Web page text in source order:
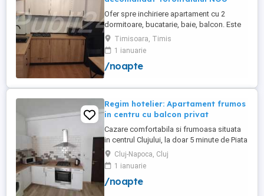
Ofer spre inchiriere apartament cu 2
dormitoare, bucatarie, baie, balcon. Este
complet utilat si mobilat nou, clima,
internet, tv, video interfon masina de
spalat haine, lenjerii, prosoape,
consumabile. In incinta complexului de
de joaca pentru copii. Apartamentul ...
Timisoara, Timis
1 ianuarie
/noapte
Regim hotelier: Apartament frumos
in centru cu balcon privat
Cazare comfortabila si frumoasa situata
in centrul Clujului, la doar 5 minute de Piata
Mihai Viteazu, intr-un bloc nou.
Apartamentul este mobilat si utilat
complet, avand aragaz, hota, cuptor de
microunde, fierbator de apa, masina de
Cluj-Napoca, Cluj
1 ianuarie
/noapte